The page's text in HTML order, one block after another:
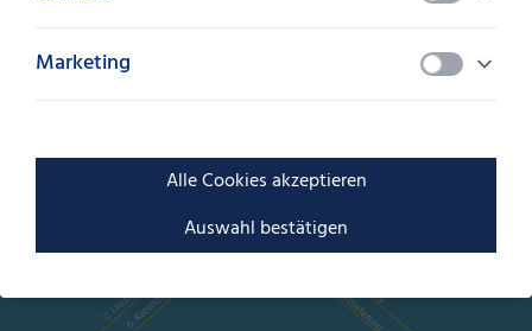
Marketing
Alle Cookies akzeptieren
Auswahl bestätigen
Mehr zu Leasing